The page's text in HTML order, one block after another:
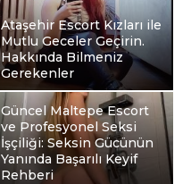
Ataşehir Escort Kızları ile
Mutlu Geceler Geçirin.
Hakkında Bilmeniz
Gerekenler
Güncel Maltepe Escort
ve Profesyonel Seksi
İşçiliği: Seksin Gücünün
Yanında Başarılı Keyif
Rehberi